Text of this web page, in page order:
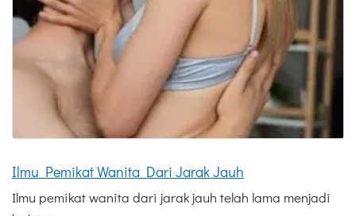
Ilmu Pemikat Wanita Dari Jarak Jauh
Ilmu pemikat wanita dari jarak jauh telah lama menjadi